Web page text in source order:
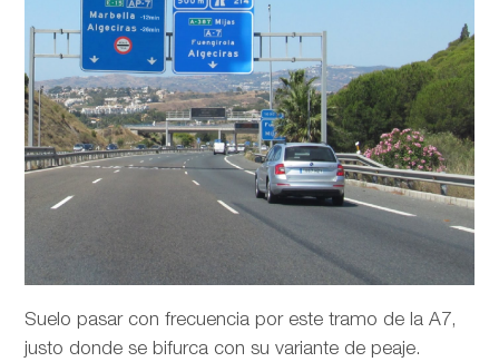
Suelo pasar con frecuencia por este tramo de la A7,
justo donde se bifurca con su variante de peaje.